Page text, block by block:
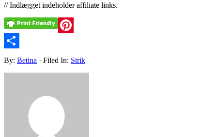
// Indlægget indeholder affiliate links.
Pinterest
Share
By: Betina · Filed In: Strik